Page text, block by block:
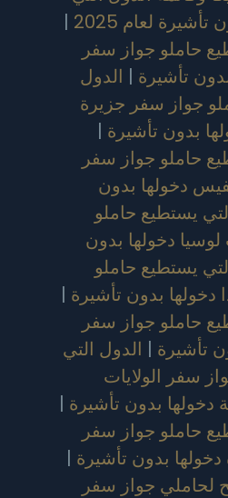
لعام 2025
|
حاملو جواز سفر
تأشيرة | الدول
جواز سفر جزيرة
بدون تأشيرة |
حاملو جواز سفر
دخولها بدون
يستطيع حاملو
دخولها بدون
يستطيع حاملو
دخولها بدون تأشيرة |
حاملو جواز سفر
تأشيرة | الدول التي
سفر الولايات
دخولها بدون تأشيرة |
حاملو جواز سفر
دخولها بدون تأشيرة |
لحاملي جواز سفر